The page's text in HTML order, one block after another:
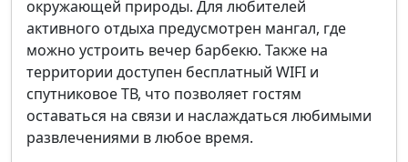
окружающей природы. Для любителей
активного отдыха предусмотрен мангал, где
можно устроить вечер барбекю. Также на
территории доступен бесплатный WIFI и
спутниковое ТВ, что позволяет гостям
оставаться на связи и наслаждаться любимыми
развлечениями в любое время.